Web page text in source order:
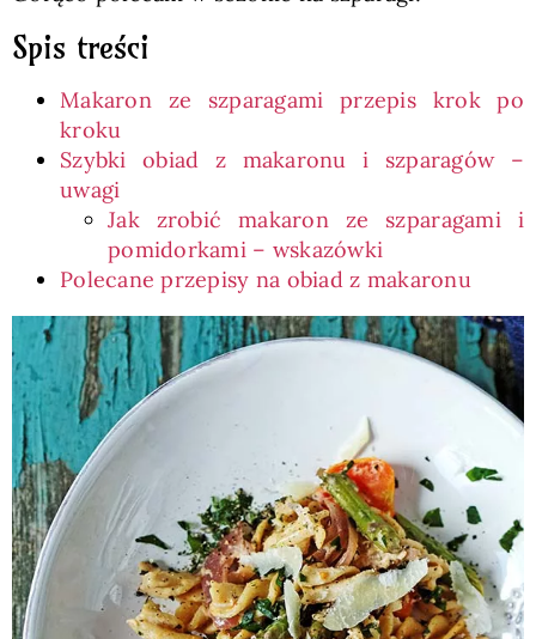
Spis treści
Makaron ze szparagami przepis krok po
kroku
Szybki obiad z makaronu i szparagów –
uwagi
Jak zrobić makaron ze szparagami i
pomidorkami – wskazówki
Polecane przepisy na obiad z makaronu